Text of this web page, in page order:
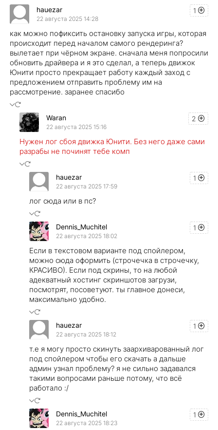
1
hauezar
22 августа 2025 14:28
как можно пофиксить остановку запуска игры, которая
происходит перед началом самого рендеринга?
вылетает при чёрном экране. сначала меня попросили
обновить драйвера и я это сделал, а теперь движок
Юнити просто прекращает работу каждый заход с
предложением отправить проблему им на
рассмотрение. заранее спасибо
2
Waran
22 августа 2025 15:16
Нужен лог сбоя движка Юнити. Без него даже сами
разрабы не починят тебе комп
1
hauezar
22 августа 2025 17:59
лог сюда или в пс?
1
Dennis_Muchitel
22 августа 2025 18:02
Если в текстовом варианте под спойлером,
можно сюда оформить (строчечка в строчечку,
КРАСИВО). Если под скрины, то на любой
адекватный хостинг скриншотов загрузи,
посмотрят, посоветуют. ты главное донеси,
максимально удобно.
1
hauezar
22 августа 2025 18:12
т.е я могу просто скинуть заархиварованный лог
под спойлером чтобы его скачать а дальше
админ узнал проблему? я не сильно задавался
такими вопросами раньше потому, что всё
работало :/
1
Dennis_Muchitel
22 августа 2025 18:23